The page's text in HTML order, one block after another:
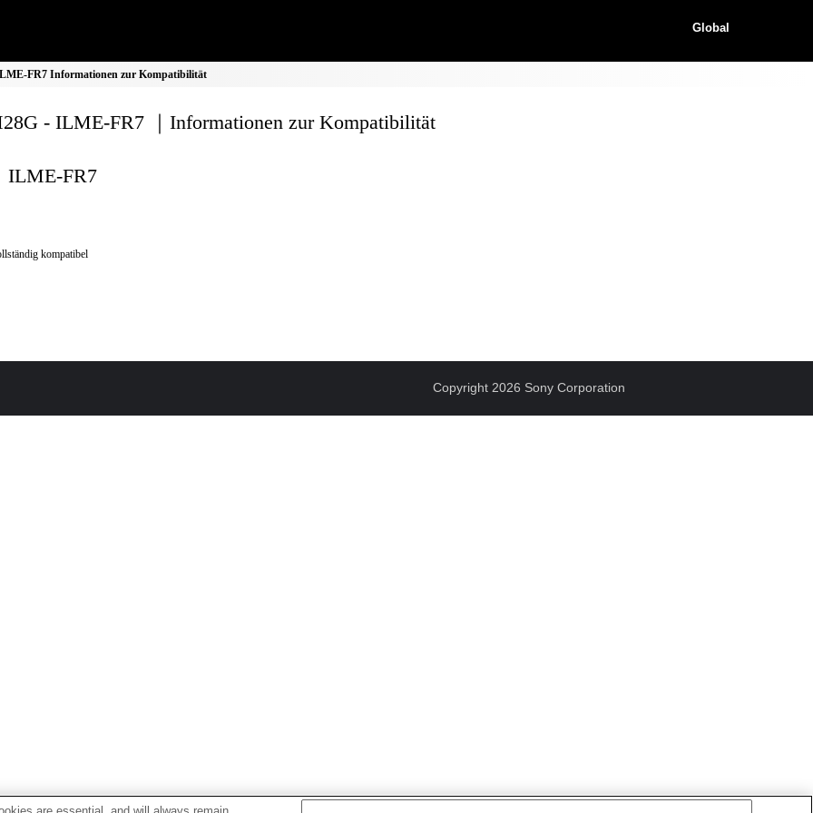
Global
FR7 Informationen zur Kompatibilität
- ILME-FR7 ｜Informationen zur Kompatibilität
ILME-FR7
kompatibel
Copyright 2026 Sony Corporation